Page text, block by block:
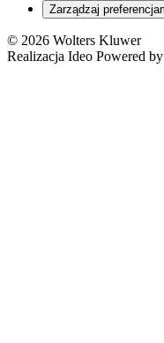
Zarządzaj
© 2026 Wolters Kluwer
Realizacja Ideo Powered